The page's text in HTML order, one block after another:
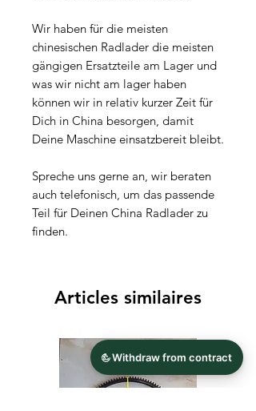
Wir haben für die meisten
chinesischen Radlader die meisten
gängigen Ersatzteile am Lager und
was wir nicht am lager haben
können wir in relativ kurzer Zeit für
Dich in China besorgen, damit
Deine Maschine einsatzbereit bleibt.
Spreche uns gerne an, wir beraten
auch telefonisch, um das passende
Teil für Deinen China Radlader zu
finden.
Articles similaires